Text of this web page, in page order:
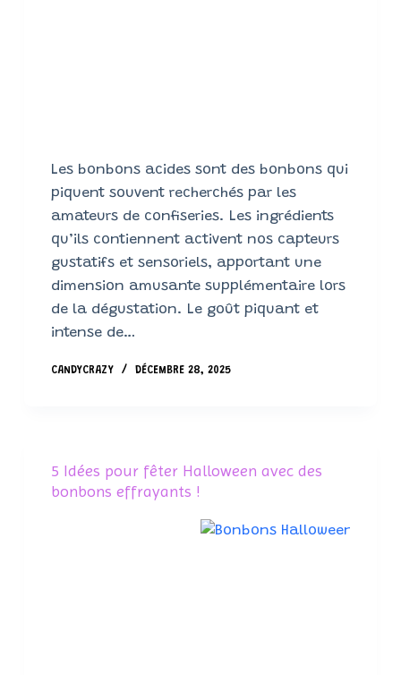
Les bonbons acides sont des bonbons qui
piquent souvent recherchés par les
amateurs de confiseries. Les ingrédients
qu’ils contiennent activent nos capteurs
gustatifs et sensoriels, apportant une
dimension amusante supplémentaire lors
de la dégustation. Le goût piquant et
intense de…
CANDYCRAZY DÉCEMBRE 28, 2025
5 Idées pour fêter Halloween avec des
bonbons effrayants !